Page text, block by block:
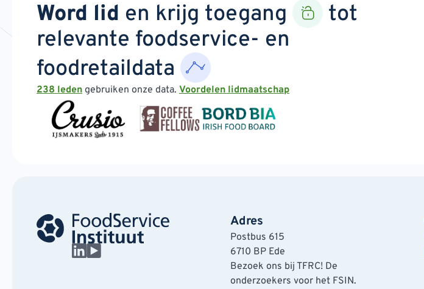
Word lid en krijg toegang
tot
relevante foodservice- en
foodretaildata
238 leden gebruiken onze data. Voordelen lidmaatschap
Adres
Postbus 615
6710 BP Ede
Bezoek ons bij TFRC! De
onderzoekers voor het FSIN.